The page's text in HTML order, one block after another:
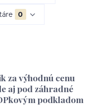
0
za výhodnú cenu
aj pod záhradné
podkladom